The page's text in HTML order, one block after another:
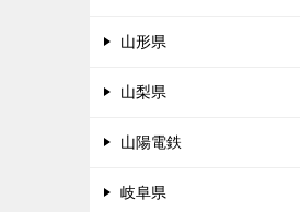
山形県
山梨県
山陽電鉄
岐阜県